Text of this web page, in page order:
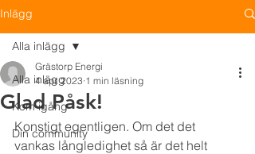
Inlägg
Alla inlägg
Kom igång
Din community
Alla inlägg
Glad Påsk!
Grästorp Energi
4 apr. 2023 1 min läsning
Konstigt egentligen. Om det det
vankas långledighet så är det helt